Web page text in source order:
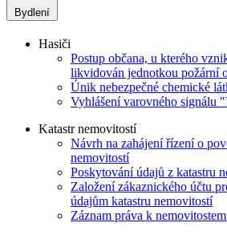
Bydlení
Hasiči
Postup občana, u kterého
likvidován jednotkou požární
Únik nebezpečné chemické
Vyhlášení varovného signálu
Katastr nemovitostí
Návrh na zahájení řízení o
nemovitostí
Poskytování údajů z katastru
Založení zákaznického účtu
údajům katastru nemovitostí
Záznam práva k